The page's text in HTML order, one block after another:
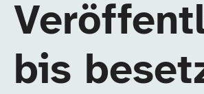
bis